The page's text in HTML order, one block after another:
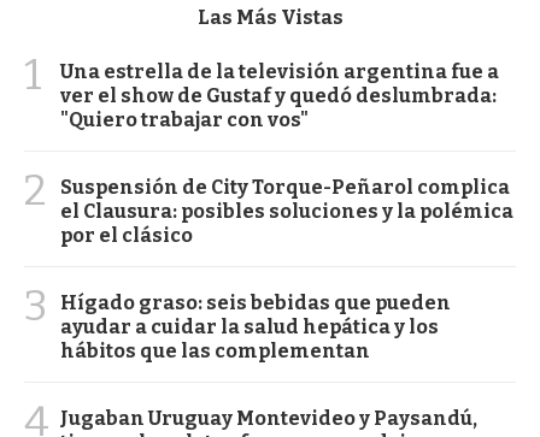
Las Más Vistas
1
Una estrella de la televisión argentina fue a
ver el show de Gustaf y quedó deslumbrada:
"Quiero trabajar con vos"
2
Suspensión de City Torque-Peñarol complica
el Clausura: posibles soluciones y la polémica
por el clásico
3
Hígado graso: seis bebidas que pueden
ayudar a cuidar la salud hepática y los
hábitos que las complementan
4 Jugaban Uruguay Montevideo y Paysandú,